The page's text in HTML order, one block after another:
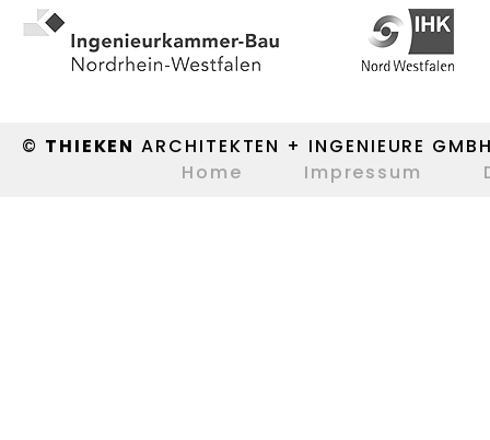
© THIEKEN ARCHITEKTEN + INGENIEURE
Home
Impressum